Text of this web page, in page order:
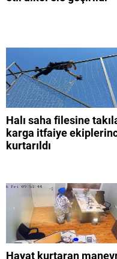
Halı saha filesine
karga itfaiye
kurtarıldı
Hayat kurtaran